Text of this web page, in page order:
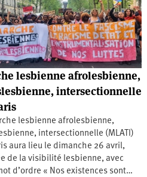
lesbienne afrolesbienne,
intersectionnelle
lesbienne afrolesbienne,
intersectionnelle (MLATI)
aura lieu le dimanche 26 avril,
de la visibilité lesbienne, avec
d’ordre « Nos existences sont…